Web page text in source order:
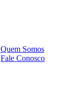
Quem Somos
Fale Conosco